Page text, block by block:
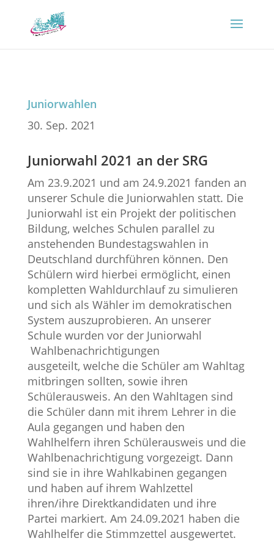
Juniorwahlen
30. Sep. 2021
Juniorwahl 2021 an der SRG
Am 23.9.2021 und am 24.9.2021 fanden an
unserer Schule die Juniorwahlen statt. Die
Juniorwahl ist ein Projekt der politischen
Bildung, welches Schulen parallel zu
anstehenden Bundestagswahlen in
Deutschland durchführen können. Den
Schülern wird hierbei ermöglicht, einen
kompletten Wahldurchlauf zu simulieren
und sich als Wähler im demokratischen
System auszuprobieren. An unserer
Schule wurden vor der Juniorwahl
Wahlbenachrichtigungen
ausgeteilt, welche die Schüler am Wahltag
mitbringen sollten, sowie ihren
Schülerausweis. An den Wahltagen sind
die Schüler dann mit ihrem Lehrer in die
Aula gegangen und haben den
Wahlhelfern ihren Schülerausweis und die
Wahlbenachrichtigung vorgezeigt. Dann
sind sie in ihre Wahlkabinen gegangen
und haben auf ihrem Wahlzettel
ihren/ihre Direktkandidaten und ihre
Partei markiert. Am 24.09.2021 haben die
Wahlhelfer die Stimmzettel ausgewertet.